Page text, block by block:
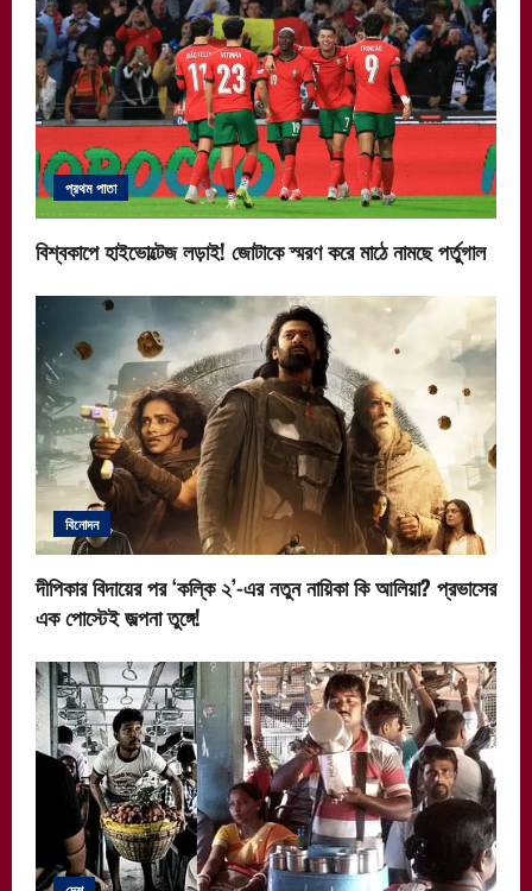
প্রথম পাতা
বিশ্বকাপে হাইভোল্টেজ লড়াই! জোটাকে স্মরণ করে মাঠে নামছে পর্তুগাল
বিনোদন
দীপিকার বিদায়ের পর ‘কল্কি ২’-এর নতুন নায়িকা কি আলিয়া? প্রভাসের
এক পোস্টেই জল্পনা তুঙ্গে!